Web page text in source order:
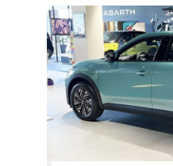
Promo
Jaecoo
Promo
Opel
Promo
Seat
Promo
Cupra
Promo
Hyundai
Promo
Alfa
Romeo
Promo
Omoda
Promo
Mazda
Promo
Lancia
Promo
Jeep
Promo
Land
Rover
Promo
Peugeot
Promo
Fiat
Promo
Citroën
Promo
Abarth